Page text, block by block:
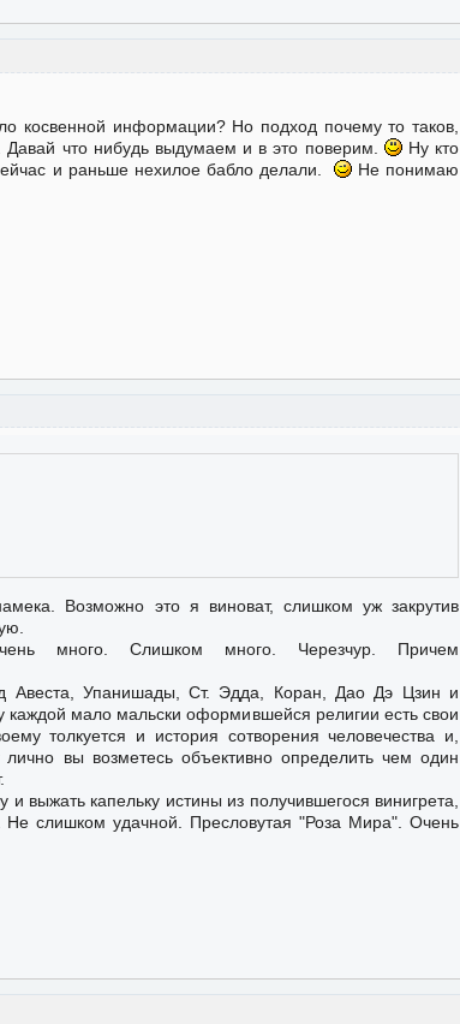
косвенной информации? Но подход почему то таков,
что нибудь выдумаем и в это поверим.
Ну кто
и раньше нехилое бабло делали.
Не понимаю
Возможно это я виноват, слишком уж закрутив
много. Слишком много. Черезчур. Причем
Авеста, Упанишады, Ст. Эдда, Коран, Дао Дэ Цзин и
каждой мало мальски оформившейся религии есть свои
толкуется и история сотворения человечества и,
лично вы возметесь объективно определить чем один
выжать капельку истины из получившегося винигрета,
слишком удачной. Пресловутая "Роза Мира". Очень